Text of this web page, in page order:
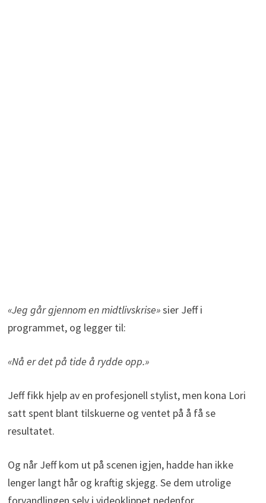
«Jeg går gjennom en midtlivskrise»sier Jeff i
programmet, og legger til:
«Nå er det på tide å rydde opp.»
Jeff fikk hjelp av en profesjonell stylist, men kona Lori
satt spent blant tilskuerne og ventet på å få se
resultatet.
Og når Jeff kom ut på scenen igjen, hadde han ikke
lenger langt hår og kraftig skjegg. Se dem utrolige
forvandlingen selv i videoklippet nedenfor.